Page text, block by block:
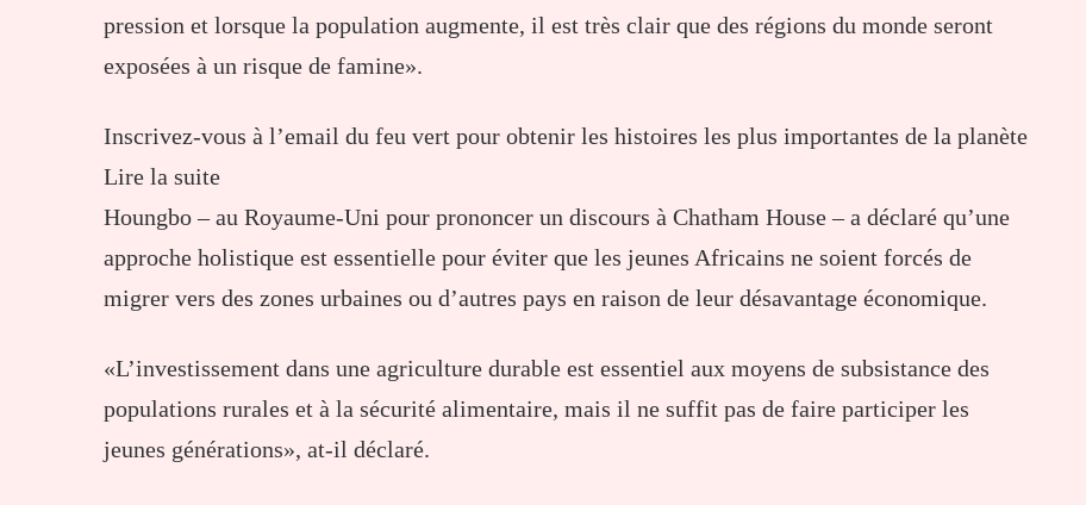
pression et lorsque la population augmente, il est très clair que des régions du monde seront
exposées à un risque de famine».
Inscrivez-vous à l’email du feu vert pour obtenir les histoires les plus importantes de la planète
Lire la suite
Houngbo – au Royaume-Uni pour prononcer un discours à Chatham House – a déclaré qu’une
approche holistique est essentielle pour éviter que les jeunes Africains ne soient forcés de
migrer vers des zones urbaines ou d’autres pays en raison de leur désavantage économique.
«L’investissement dans une agriculture durable est essentiel aux moyens de subsistance des
populations rurales et à la sécurité alimentaire, mais il ne suffit pas de faire participer les
jeunes générations», at-il déclaré.